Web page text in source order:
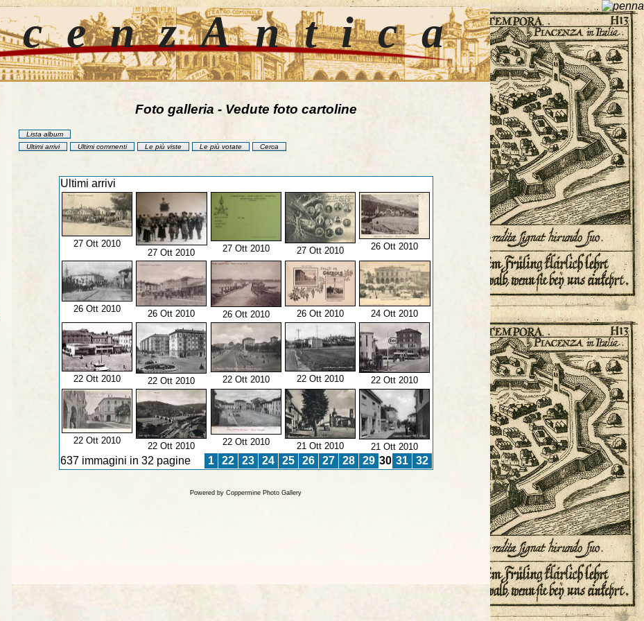
Foto galleria - Vedute foto cartoline
Lista album
Ultimi arrivi
Ultimi commenti Le più viste Le più votate Cerca
Ultimi arrivi
27 Ott 2010
27 Ott 2010
27 Ott 2010 27 Ott 2010 26 Ott 2010
26 Ott 2010 26 Ott 2010 26 Ott 2010 26 Ott 2010 24 Ott 2010
22 Ott 2010 22 Ott 2010 22 Ott 2010 22 Ott 2010 22 Ott 2010
22 Ott 2010
22 Ott 2010 22 Ott 2010 21 Ott 2010 21 Ott 2010
637 immagini in 32 pagine 1 22 23 24 25 26 27 28 29 30 31 32
Powered by Coppermine Photo Gallery